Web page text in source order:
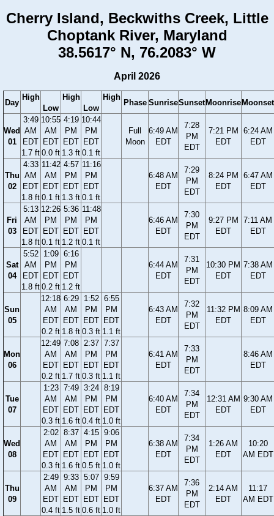
Cherry Island, Beckwiths Creek, Little
Choptank River, Maryland
38.5617° N, 76.2083° W
April 2026
Day
High
Low
High
Low
High
Phase SunriseSunsetMoonriseMoonset
Wed
01
3:49
AM
EDT
1.7 ft
10:55
AM
EDT
0.0 ft
4:19
PM
EDT
1.3 ft
10:44
PM
EDT
0.1 ft
Full
Moon
6:49 AM
EDT
7:28
PM
EDT
7:21 PM
EDT
6:24 AM
EDT
Thu
02
4:33
AM
EDT
1.8 ft
11:42
AM
EDT
0.1 ft
4:57
PM
EDT
1.3 ft
11:16
PM
EDT
0.1 ft
6:48 AM
EDT
7:29
PM
EDT
8:24 PM
EDT
6:47 AM
EDT
Fri
03
5:13
AM
EDT
1.8 ft
12:26
PM
EDT
0.1 ft
5:36
PM
EDT
1.2 ft
11:48
PM
EDT
0.1 ft
6:46 AM
EDT
7:30
PM
EDT
9:27 PM
EDT
7:11 AM
EDT
Sat
04
5:52
AM
EDT
1.8 ft
1:09
PM
EDT
0.2 ft
6:16
PM
EDT
1.2 ft
6:44 AM
EDT
7:31
PM
EDT
10:30 PM
EDT
7:38 AM
EDT
Sun
05
12:18
AM
EDT
0.2 ft
6:29
AM
EDT
1.8 ft
1:52
PM
EDT
0.3 ft
6:55
PM
EDT
1.1 ft
6:43 AM
EDT
7:32
PM
EDT
11:32 PM
EDT
8:09 AM
EDT
Mon
06
12:49
AM
EDT
0.2 ft
7:08
AM
EDT
1.7 ft
2:37
PM
EDT
0.3 ft
7:37
PM
EDT
1.1 ft
6:41 AM
EDT
7:33
PM
EDT
8:46 AM
EDT
Tue
07
1:23
AM
EDT
0.3 ft
7:49
AM
EDT
1.6 ft
3:24
PM
EDT
0.4 ft
8:19
PM
EDT
1.0 ft
6:40 AM
EDT
7:34
PM
EDT
12:31 AM
EDT
9:30 AM
EDT
Wed
08
2:02
AM
EDT
0.3 ft
8:37
AM
EDT
1.6 ft
4:15
PM
EDT
0.5 ft
9:06
PM
EDT
1.0 ft
6:38 AM
EDT
7:34
PM
EDT
1:26 AM
EDT
10:20
AM EDT
Thu
09
2:49
AM
EDT
0.4 ft
9:33
AM
EDT
1.5 ft
5:07
PM
EDT
0.6 ft
9:59
PM
EDT
1.0 ft
6:37 AM
EDT
7:36
PM
EDT
2:14 AM
EDT
11:17
AM EDT